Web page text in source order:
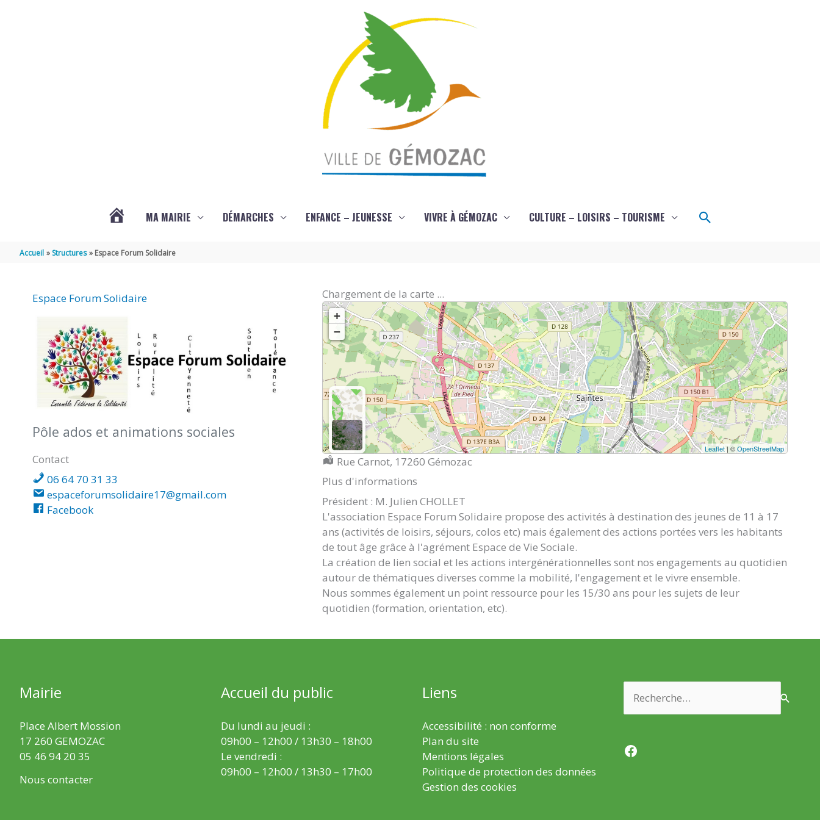
MA MAIRIE DÉMARCHES ENFANCE – JEUNESSE VIVRE À GÉMOZAC CULTURE – LOISIRS – TOURISME Rechercher
Accueil Structures Espace Forum Solidaire
Espace Forum Solidaire
Pôle ados et animations sociales
Contact
06 64 70 31 33
espaceforumsolidaire17@gmail.com
Facebook
Chargement de la carte ...
+
−
Leaflet| ©OpenStreetMap
Localisation :
Rue Carnot, 17260 Gémozac
Plus d'informations
Président : M. Julien CHOLLET
L'association Espace Forum Solidaire propose des activités à destination des jeunes de 11 à 17
ans (activités de loisirs, séjours, colos etc) mais également des actions portées vers les habitants
de tout âge grâce à l'agrément Espace de Vie Sociale.
La création de lien social et les actions intergénérationnelles sont nos engagements au quotidien
autour de thématiques diverses comme la mobilité, l'engagement et le vivre ensemble.
Nous sommes également un point ressource pour les 15/30 ans pour les sujets de leur
quotidien (formation, orientation, etc).
Mairie
Place Albert Mossion
17 260 GEMOZAC
05 46 94 20 35
Nous contacter
Accueil du public
Du lundi au jeudi :
09h00 – 12h00 / 13h30 – 18h00
Le vendredi :
09h00 – 12h00 / 13h30 – 17h00
Liens
Accessibilité : non conforme
Plan du site
Mentions légales
Politique de protection des données
Gestion des cookies
Facebook